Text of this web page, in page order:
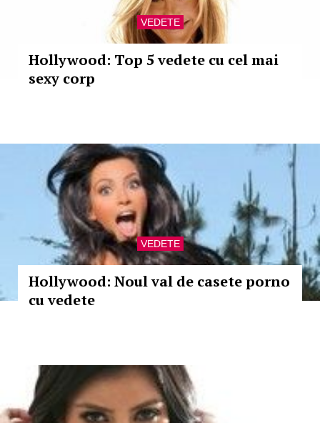
VEDETE
Hollywood: Top 5 vedete cu cel mai
sexy corp
VEDETE
Hollywood: Noul val de casete porno
cu vedete